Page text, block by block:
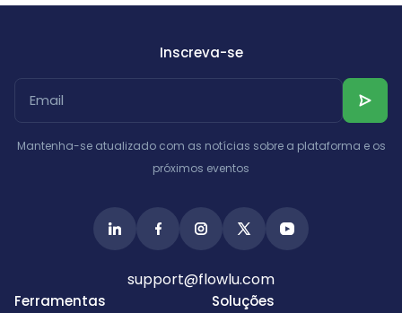
Ferramentas Soluções
Inscreva-se
Mantenha-se atualizado com as notícias sobre a plataforma e os
próximos eventos
support@flowlu.com